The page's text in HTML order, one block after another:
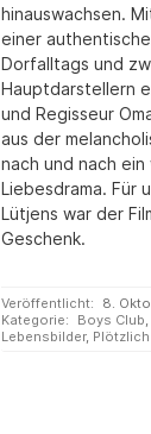
hinauswachsen.
einer
Dorfalltags und
Hauptdarstellern
und Regisseur
aus der
nach und nach
Liebesdrama. Für
Lütjens war der
Geschenk.
Veröffentlicht:
8.
Kategorie:
Boys Club
Lebensbilder,